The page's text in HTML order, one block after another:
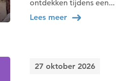
ontdekken tijdens een...
Lees meer
27 oktober 2026